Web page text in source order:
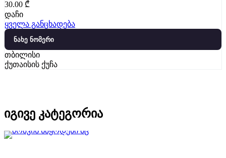
30.00 ₾
დაჩი
ყველა განცხადება
ნახე ნომერი
თბილისი
ქუთაისის ქუჩა
იგივე კატეგორია